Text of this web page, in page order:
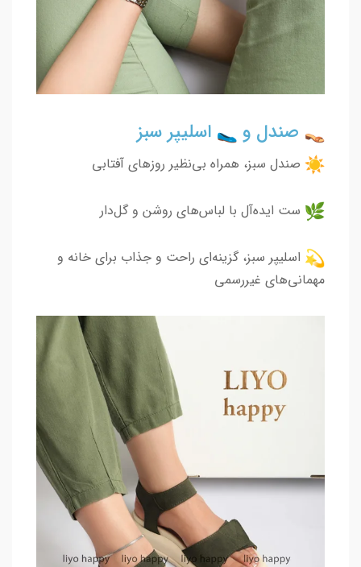
صندل و اسلیپر سبز
صندل سبز، همراه بی‌نظیر روزهای آفتابی
ست ایده‌آل با لباس‌های روشن و گل‌دار
اسلیپر سبز، گزینه‌ای راحت و جذاب برای خانه و
مهمانی‌های غیررسمی